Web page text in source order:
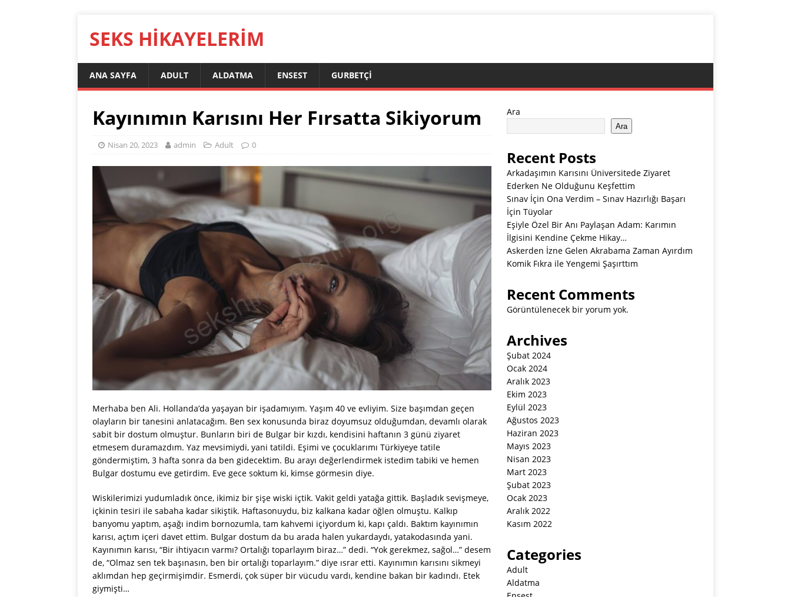
SEKS HIKAYELERIM
ANA SAYFA ADULT ALDATMA ENSEST GURBETÇI
Kayınımın Karısını Her Fırsatta Sikiyorum
Nisan 20, 2023 admin Adult 0
Merhaba ben Ali. Hollanda’da yaşayan bir işadamıyım. Yaşım 40 ve evliyim. Size başımdan geçen
olayların bir tanesini anlatacağım. Ben sex konusunda biraz doyumsuz olduğumdan, devamlı olarak
sabit bir dostum olmuştur. Bunların biri de Bulgar bir kızdı, kendisini haftanın 3 günü ziyaret
etmesem duramazdım. Yaz mevsimiydi, yani tatildi. Eşimi ve çocuklarımı Türkiyeye tatile
göndermiştim, 3 hafta sonra da ben gidecektim. Bu arayı değerlendirmek istedim tabiki ve hemen
Bulgar dostumu eve getirdim. Eve gece soktum ki, kimse görmesin diye.
Wiskilerimizi yudumladık önce, ikimiz bir şişe wiski içtik. Vakit geldi yatağa gittik. Başladık sevişmeye,
içkinin tesiri ile sabaha kadar sikiştik. Haftasonuydu, biz kalkana kadar öğlen olmuştu. Kalkıp
banyomu yaptım, aşağı indim bornozumla, tam kahvemi içiyordum ki, kapı çaldı. Baktım kayınımın
karısı, açtım içeri davet ettim. Bulgar dostum da bu arada halen yukardaydı, yatakodasında yani.
Kayınımın karısı, “Bir ihtiyacın varmı? Ortalığı toparlayım biraz…” dedi. “Yok gerekmez, sağol…” desem
de, “Olmaz sen tek başınasın, ben bir ortalığı toparlayım.” diye ısrar etti. Kayınımın karısını sikmeyi
aklımdan hep geçirmişimdir. Esmerdi, çok süper bir vücudu vardı, kendine bakan bir kadındı. Etek
giymişti…
Ara
Ara
Recent Posts
Arkadaşımın Karısını Üniversitede Ziyaret
Ederken Ne Olduğunu Keşfettim
Sınav İçin Ona Verdim – Sınav Hazırlığı Başarı
İçin Tüyolar
Eşiyle Özel Bir Anı Paylaşan Adam: Karımın
İlgisini Kendine Çekme Hikay…
Askerden İzne Gelen Akrabama Zaman Ayırdım
Komik Fıkra ile Yengemi Şaşırttım
Recent Comments
Görüntülenecek bir yorum yok.
Archives
Şubat 2024
Ocak 2024
Aralık 2023
Ekim 2023
Eylül 2023
Ağustos 2023
Haziran 2023
Mayıs 2023
Nisan 2023
Mart 2023
Şubat 2023
Ocak 2023
Aralık 2022
Kasım 2022
Categories
Adult
Aldatma